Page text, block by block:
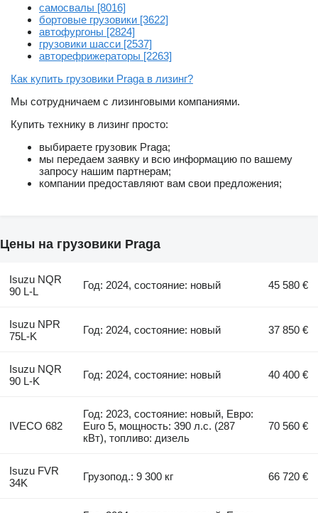
самосвалы [8016]
бортовые грузовики [3622]
автофургоны [2824]
грузовики шасси [2537]
авторефрижераторы [2263]
Как купить грузовики Praga в лизинг?
Мы сотрудничаем с лизинговыми компаниями.
Купить технику в лизинг просто:
выбираете грузовик Praga;
мы передаем заявку и всю информацию по вашему
запросу нашим партнерам;
компании предоставляют вам свои предложения;
Цены на грузовики Praga
Isuzu NQR
90 L-L
Год: 2024, состояние: новый 45 580 €
Isuzu NPR
75L-K
Год: 2024, состояние: новый 37 850 €
Isuzu NQR
90 L-K
Год: 2024, состояние: новый 40 400 €
IVECO 682
Год: 2023, состояние: новый, Евро:
Euro 5, мощность: 390 л.с. (287
кВт), топливо: дизель
70 560 €
Isuzu FVR
34K
Грузопод.: 9 300 кг 66 720 €